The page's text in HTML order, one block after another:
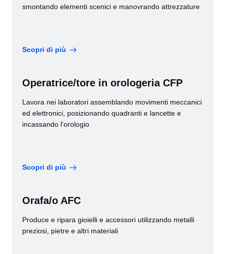
smontando elementi scenici e manovrando attrezzature
Scopri di più
Operatrice/tore in orologeria CFP
Lavora nei laboratori assemblando movimenti meccanici
ed elettronici, posizionando quadranti e lancette e
incassando l'orologio
Scopri di più
Orafa/o AFC
Produce e ripara gioielli e accessori utilizzando metalli
preziosi, pietre e altri materiali